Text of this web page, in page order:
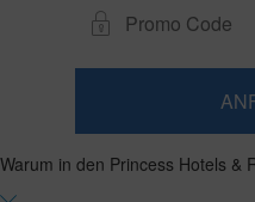
Zimmer
​Zimmer
Erwachsene
2
Kinder
0
​Zimmer
hinzufügenSuchen
Warum in den Princess Hotels &